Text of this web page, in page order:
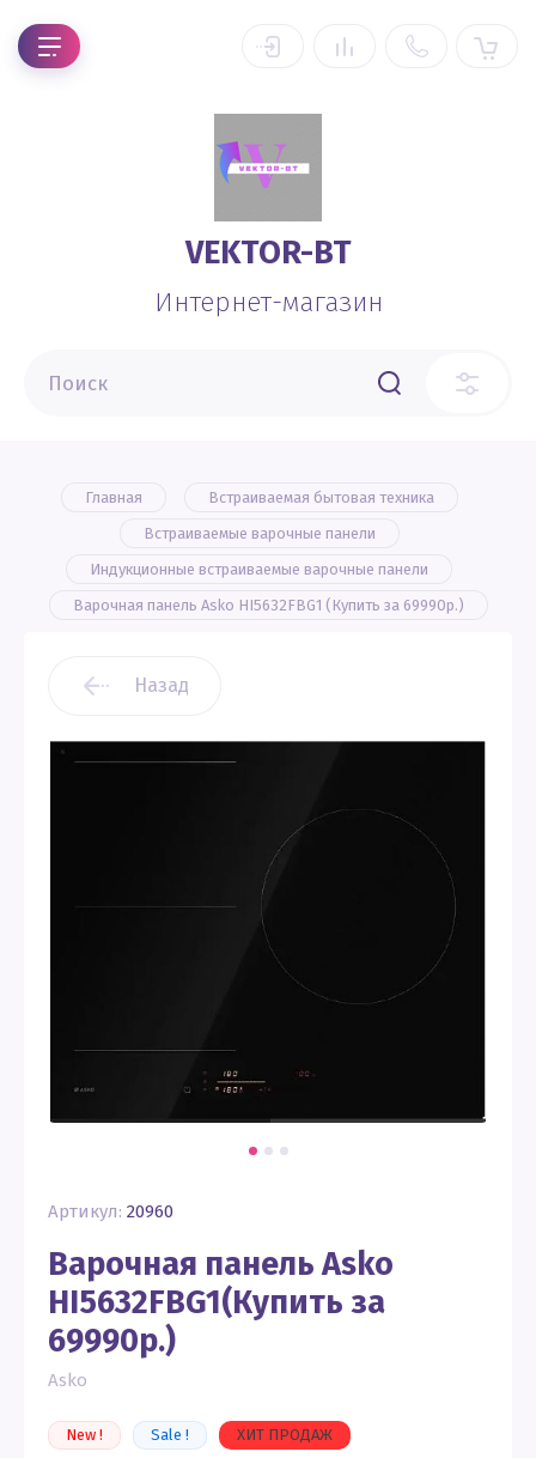
VEKTOR-BT
Интернет-магазин
Главная
Встраиваемая бытовая техника
Встраиваемые варочные панели
Индукционные встраиваемые варочные панели
Варочная панель Asko HI5632FBG1 (Купить за 69990р.)
Назад
Артикул: 20960
Варочная панель Asko
HI5632FBG1(Купить за
69990р.)
Asko
New ! Sale ! ХИТ ПРОДАЖ